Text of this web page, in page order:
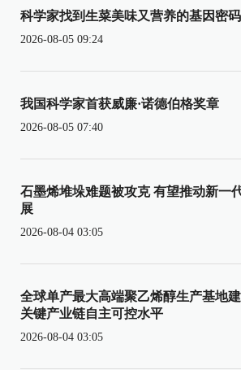
科学家找到生菜美味又营养的基因密码
2026-08-05 09:24
我国科学家首获威廉·诺德伯格奖章
2026-08-05 07:40
石墨烯堆垛难题被攻克 有望推动新一
展
2026-08-04 03:05
全球单产最大高端聚乙烯醇生产基地
关键产业链自主可控水平
2026-08-04 03:05